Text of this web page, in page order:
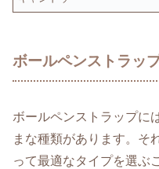
ボールペンストラッ
ボールペンストラップに
まな種類があります。そ
って最適なタイプを選ぶ